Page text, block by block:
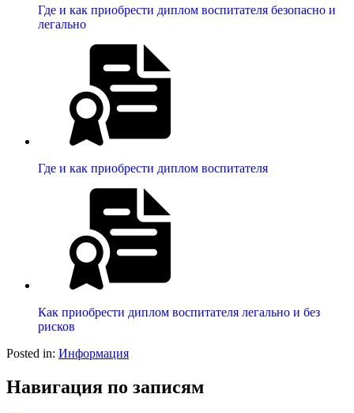
Где и как приобрести диплом воспитателя безопасно и
легально
Где и как приобрести диплом воспитателя
Как приобрести диплом воспитателя легально и без
рисков
Posted in: Информация
Навигация по записям